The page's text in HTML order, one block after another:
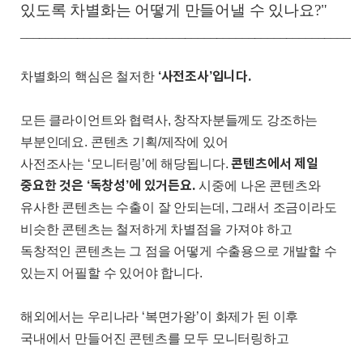
있도록 차별화는 어떻게 만들어낼 수 있나요?"
차별화의 핵심은 철저한 ‘사전조사’입니다.
모든 클라이언트와 협력사, 창작자분들께도 강조하는
부분인데요. 콘텐츠 기획/제작에 있어
사전조사는 ‘ 모니터링’에 해당됩니다.콘텐츠에서 제일
중요한 것은 ‘독창성’에 있거든요. 시중에 나온 콘텐츠와
유사한 콘텐츠는 수출이 잘 안되는데 , 그래서 조금이라도
비슷한 콘텐츠는 철저하게 차별점을 가져야 하고
독창적인 콘텐츠는 그 점을 어떻게 수출용으로 개발할 수
있는지 어필할 수 있어야 합니다.
해외에서는 우리나라 ‘복면가왕’이 화제가 된 이후
국내에서 만들어진 콘텐츠를 모두 모니터링하고